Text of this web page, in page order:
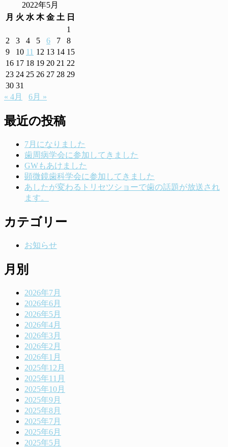
2022年5月
月 火 水 木 金 土 日
1
2
3 4 5 6 7
8
9
10 11 12 13 14 15
16 17 18 19 20 21 22
23 24 25 26 27 28 29
30 31
« 4月
6月 »
最近の投稿
7月になりました
歯周病学会に参加してきました
GWもあけました
顕微鏡歯科学会に参加してきました
あしたが変わるトリセツショーで歯の話題が放送され
ます。
カテゴリー
お知らせ
月別
2026年7月
2026年6月
2026年5月
2026年4月
2026年3月
2026年2月
2026年1月
2025年12月
2025年11月
2025年10月
2025年9月
2025年8月
2025年7月
2025年6月
2025年5月